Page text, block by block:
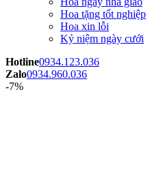
Hoa tặng tốt nghiệp
Hoa xin lỗi
Kỷ niệm ngày cưới
Hotline0934.123.036
Zalo0934.960.036
-7%